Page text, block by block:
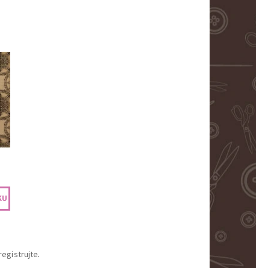
.